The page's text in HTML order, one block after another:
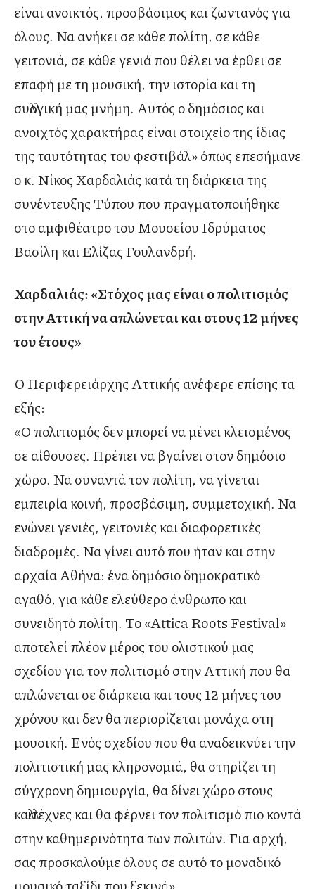
είναι ανοικτός, προσβάσιμος και ζωντανός για
όλους. Να ανήκει σε κάθε πολίτη, σε κάθε
γειτονιά, σε κάθε γενιά που θέλει να έρθει σε
επαφή με τη μουσική, την ιστορία και τη
συλλογική μας μνήμη. Αυτός ο δημόσιος και
ανοιχτός χαρακτήρας είναι στοιχείο της ίδιας
της ταυτότητας του φεστιβάλ» όπως επεσήμανε
ο κ. Νίκος Χαρδαλιάς κατά τη διάρκεια της
συνέντευξης Τύπου που πραγματοποιήθηκε
στο αμφιθέατρο του Μουσείου Ιδρύματος
Βασίλη και Ελίζας Γουλανδρή.
Χαρδαλιάς: «Στόχος μας είναι ο πολιτισμός
στην Αττική να απλώνεται και στους 12 μήνες
του έτους»
Ο Περιφερειάρχης Αττικής ανέφερε επίσης τα
εξής:
«Ο πολιτισμός δεν μπορεί να μένει κλεισμένος
σε αίθουσες. Πρέπει να βγαίνει στον δημόσιο
χώρο. Να συναντά τον πολίτη, να γίνεται
εμπειρία κοινή, προσβάσιμη, συμμετοχική. Να
ενώνει γενιές, γειτονιές και διαφορετικές
διαδρομές. Να γίνει αυτό που ήταν και στην
αρχαία Αθήνα: ένα δημόσιο δημοκρατικό
αγαθό, για κάθε ελεύθερο άνθρωπο και
συνειδητό πολίτη. Το «Attica Roots Festival»
αποτελεί πλέον μέρος του ολιστικού μας
σχεδίου για τον πολιτισμό στην Αττική που θα
απλώνεται σε διάρκεια και τους 12 μήνες του
χρόνου και δεν θα περιορίζεται μονάχα στη
μουσική. Ενός σχεδίου που θα αναδεικνύει την
πολιτιστική μας κληρονομιά, θα στηρίζει τη
σύγχρονη δημιουργία, θα δίνει χώρο στους
καλλιτέχνες και θα φέρνει τον πολιτισμό πιο κοντά
στην καθημερινότητα των πολιτών. Για αρχή,
σας προσκαλούμε όλους σε αυτό το μοναδικό